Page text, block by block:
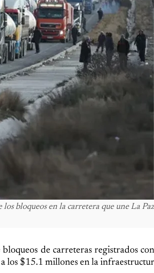
bloqueos en la carretera que une La
de carreteras registrados
los $15.1 millones en la